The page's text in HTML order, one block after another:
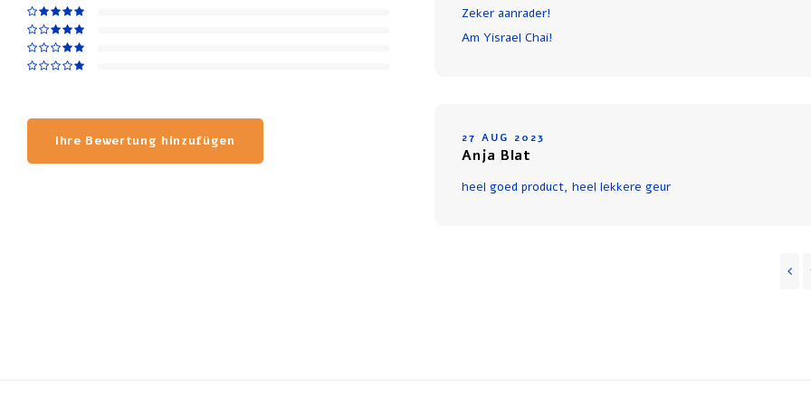
Ihre Bewertung hinzufügen
Zeker aanrader!
Am Yisrael Chai!
27 AUG 2023
Anja Blat
heel goed product, heel lekkere geur